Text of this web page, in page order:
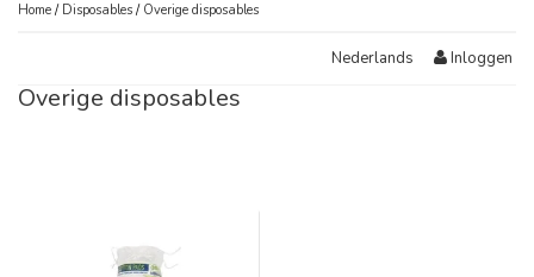
Home / Disposables / Overige disposables
Nederlands Inloggen
Overige disposables